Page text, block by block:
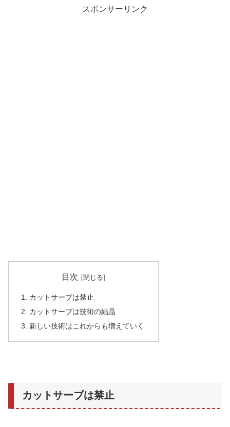
スポンサーリンク
目次
カットサーブは禁止
カットサーブは技術の結晶
新しい技術はこれからも増えていく
カットサーブは禁止